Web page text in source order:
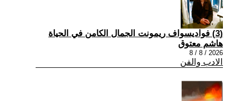
(3) فواديسواف ريمونت الجمال الكامن في الحياة
هاشم معتوق
2026 / 8 / 8
الادب والفن